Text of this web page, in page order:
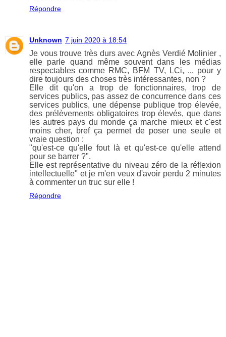
Répondre
Unknown 7 juin 2020 à 18:54
Je vous trouve très durs avec Agnès Verdié Molinier ,
elle parle quand même souvent dans les médias
respectables comme RMC, BFM TV, LCi, ... pour y
dire toujours des choses très intéressantes, non ?
Elle dit qu'on a trop de fonctionnaires, trop de
services publics, pas assez de concurrence dans ces
services publics, une dépense publique trop élevée,
des prélèvements obligatoires trop élevés, que dans
les autres pays du monde ça marche mieux et c'est
moins cher, bref ça permet de poser une seule et
vraie question :
"qu'est-ce qu'elle fout là et qu'est-ce qu'elle attend
pour se barrer ?".
Elle est représentative du niveau zéro de la réflexion
intellectuelle" et je m'en veux d'avoir perdu 2 minutes
à commenter un truc sur elle !
Répondre